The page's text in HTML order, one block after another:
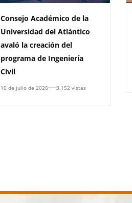
Consejo Académico de la
Universidad del Atlántico
avaló la creación del
programa de Ingeniería
Civil
10 de julio de 2026 3.152 vistas